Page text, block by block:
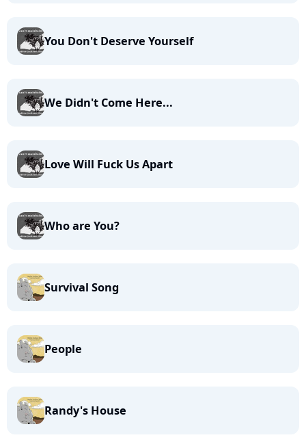
You Don't Deserve Yourself
We Didn't Come Here...
Love Will Fuck Us Apart
Who are You?
Survival Song
People
Randy's House